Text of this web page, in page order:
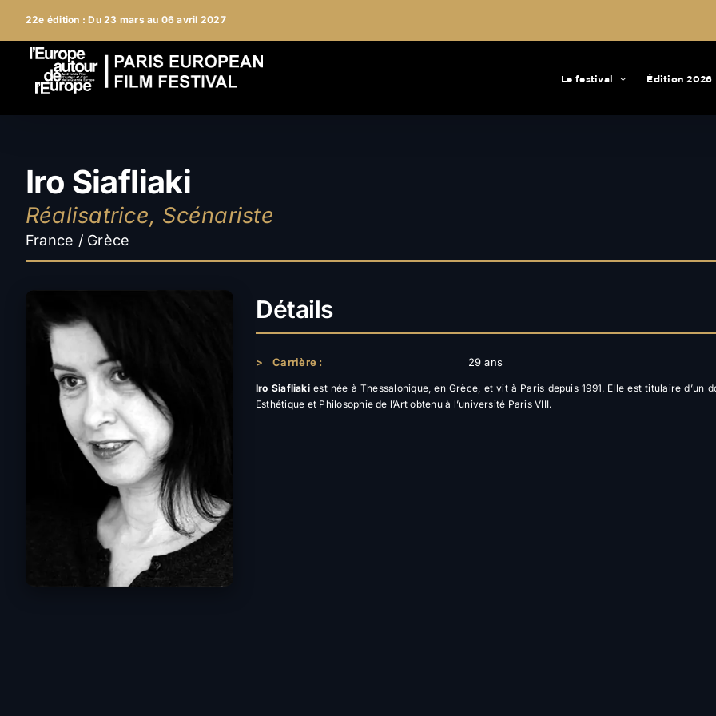
contenu
22e édition : Du 23 mars au 06 avril 2027
Le festival Édition 2026
Iro Siafliaki
Réalisatrice, Scénariste
France / Grèce
Détails
> Carrière : 29 ans
Iro Siafliakiest née à Thessalonique, en Grèce, et vit à Paris depuis 1991. Elle est titulaire d’un
Esthétique et Philosophie de l’Art obtenu à l’université Paris VIII.